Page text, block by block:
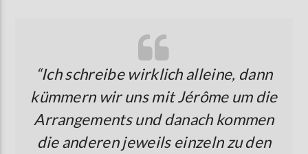
“Ich schreibe wirklich alleine, dann
kümmern wir uns mit Jérôme um die
Arrangements und danach kommen
die anderen jeweils einzeln zu den